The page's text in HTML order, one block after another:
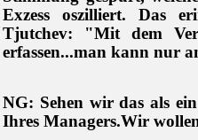
Exzess oszilliert. Das
Tjutchev: "Mit dem
erfassen...man kann nur
NG: Sehen wir das als
Ihres Managers.Wir